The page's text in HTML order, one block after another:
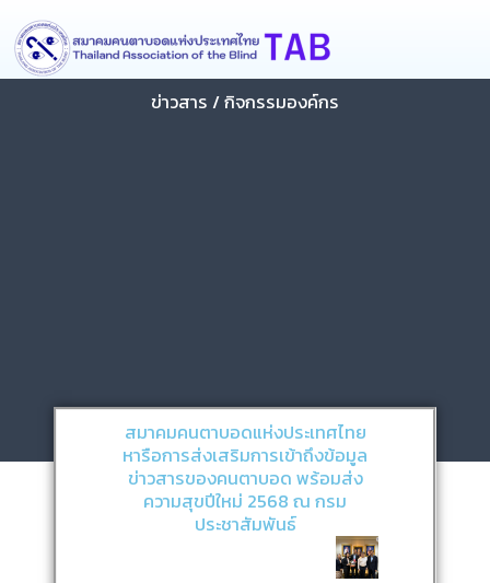
content
Skip
to
content
ข่าวสาร / กิจกรรมองค์กร
สมาคมคนตาบอดแห่งประเทศไทย
หารือการส่งเสริมการเข้าถึงข้อมูล
ข่าวสารของคนตาบอด พร้อมส่ง
ความสุขปีใหม่ 2568 ณ กรม
ประชาสัมพันธ์